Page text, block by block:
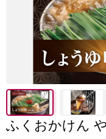
ふくおかけん